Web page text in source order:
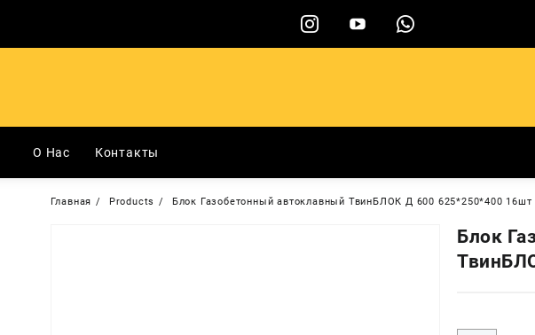
О Нас Контакты
Главная Products Блок Газобетонный автоклавный ТвинБЛОК Д 600 625*250*400 16шт
Блок